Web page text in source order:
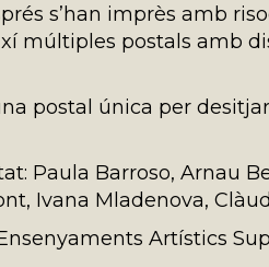
s’han imprès amb
múltiples postals amb
postal única per
Paula Barroso, Arnau
Ivana Mladenova,
Artístics